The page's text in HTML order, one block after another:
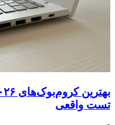
تست واقعی